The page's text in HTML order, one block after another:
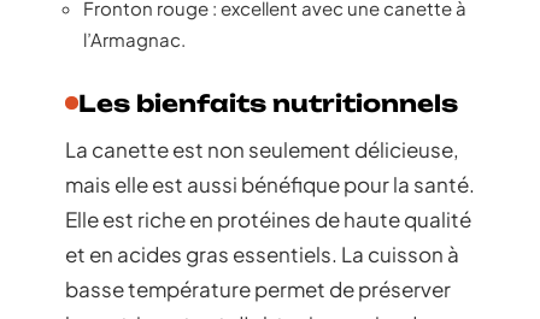
Fronton rouge : excellent avec une canette à
l’Armagnac.
Les bienfaits nutritionnels
La canette est non seulement délicieuse,
mais elle est aussi bénéfique pour la santé.
Elle est riche en protéines de haute qualité
et en acides gras essentiels. La cuisson à
basse température permet de préserver